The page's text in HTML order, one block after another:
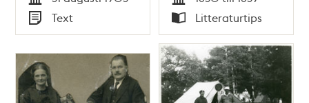
Tid
Typ
Text Tid
Typ
Litteraturtips